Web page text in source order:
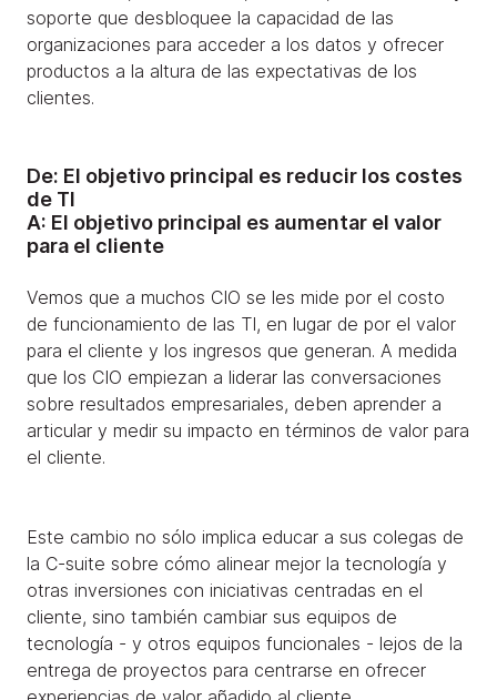
soporte que desbloquee la capacidad de las
organizaciones para acceder a los datos y ofrecer
productos a la altura de las expectativas de los
clientes.
De: El objetivo principal es reducir los costes
de TI
A: El objetivo principal es aumentar el valor
para el cliente
Vemos que a muchos CIO se les mide por el costo
de funcionamiento de las TI, en lugar de por el valor
para el cliente y los ingresos que generan. A medida
que los CIO empiezan a liderar las conversaciones
sobre resultados empresariales, deben aprender a
articular y medir su impacto en términos de valor para
el cliente.
Este cambio no sólo implica educar a sus colegas de
la C-suite sobre cómo alinear mejor la tecnología y
otras inversiones con iniciativas centradas en el
cliente, sino también cambiar sus equipos de
tecnología - y otros equipos funcionales - lejos de la
entrega de proyectos para centrarse en ofrecer